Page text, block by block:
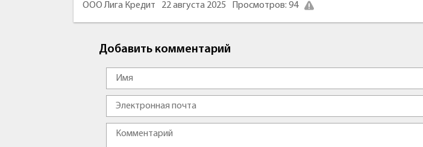
ООО Лига Кредит 22 августа 2025 Просмотров: 94
Добавить комментарий